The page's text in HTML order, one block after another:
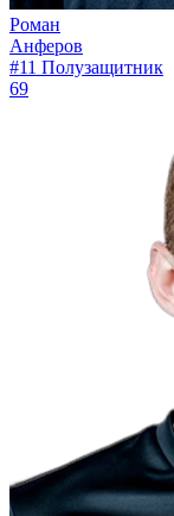
Роман
Анферов
#11 Полузащитник
69